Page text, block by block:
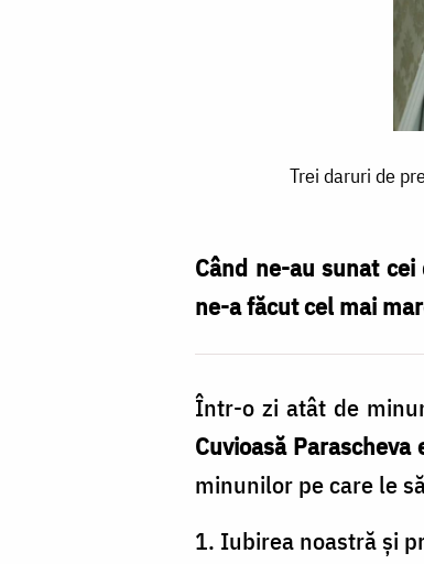
Trei daruri de
Când ne-au sunat
ne-a făcut cel mai
Într-o zi atât de
Cuvioasă
minunilor pe care le
1. Iubirea noastră și